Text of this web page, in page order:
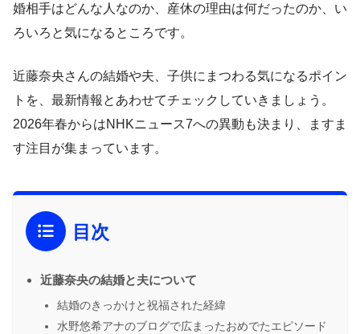
婚相手はどんな人なのか、産休の理由は何だったのか、い
ろいろと気になるところです。
近藤奈央さんの結婚や夫、子供にまつわる気になるポイン
トを、最新情報とあわせてチェックしていきましょう。
2026年春からはNHKニュース7への異動も決まり、ますま
す注目が集まっています。
目次
近藤奈央の結婚と夫について
結婚のきっかけと祝福された経緯
水野悠希アナのブログで広まったおめでたエピソード